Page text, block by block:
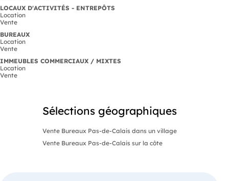
LOCAUX D'ACTIVITÉS - ENTREPÔTS
Location
Vente
BUREAUX
Location
Vente
IMMEUBLES COMMERCIAUX / MIXTES
Location
Vente
Sélections géographiques
Vente Bureaux Pas-de-Calais dans un village
Vente Bureaux Pas-de-Calais sur la côte